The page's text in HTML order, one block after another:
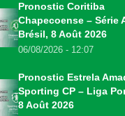
Pronostic Coritiba
Chapecoense – Série
Brésil, 8 Août 2026
06/08/2026 - 12:07
Pronostic Estrela
Sporting CP – Liga
8 Août 2026